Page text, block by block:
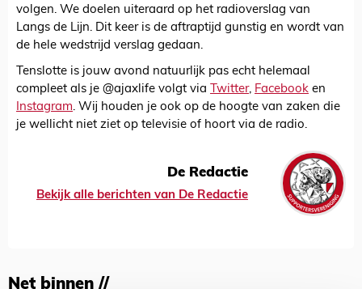
volgen. We doelen uiteraard op het radioverslag van
Langs de Lijn. Dit keer is de aftraptijd gunstig en wordt van
de hele wedstrijd verslag gedaan.
Tenslotte is jouw avond natuurlijk pas echt helemaal
compleet als je @ajaxlife volgt via Twitter, Facebook en
Instagram. Wij houden je ook op de hoogte van zaken die
je wellicht niet ziet op televisie of hoort via de radio.
De Redactie
Bekijk alle berichten van De Redactie
Net binnen //